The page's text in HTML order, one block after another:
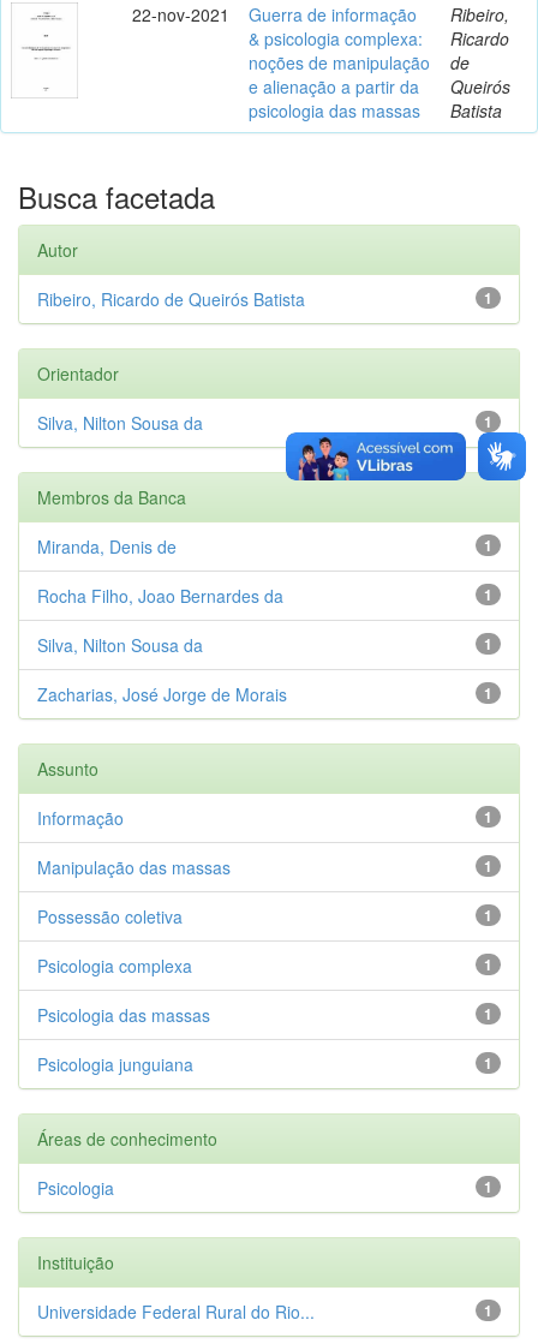
22-nov-2021
Guerra de informação
& psicologia complexa:
noções de manipulação
e alienação a partir da
psicologia das massas
Ribeiro,
Ricardo
de
Queirós
Batista
Busca facetada
Autor
1
Ribeiro, Ricardo de Queirós Batista
Orientador
1
Silva, Nilton Sousa da
Membros da Banca
1
Miranda, Denis de
1
Rocha Filho, Joao Bernardes da
1
Silva, Nilton Sousa da
1
Zacharias, José Jorge de Morais
Assunto
1
Informação
1
Manipulação das massas
1
Possessão coletiva
1
Psicologia complexa
1
Psicologia das massas
1
Psicologia junguiana
Áreas de conhecimento
1
Psicologia
Instituição
1
Universidade Federal Rural do Rio...